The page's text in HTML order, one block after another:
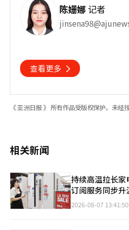
陈姗娜记者
查看更多
《 亚洲日报 》 所有作品受版权保护，未经
相关新闻
持续高温拉长家
订阅服务同步升
2026-08-07 13:41:50